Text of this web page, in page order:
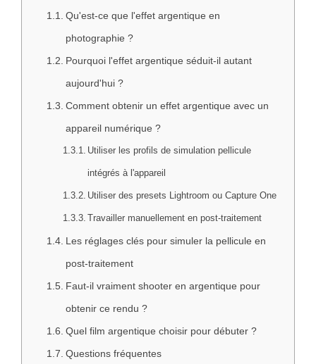
Qu'est-ce que l'effet argentique en
photographie ?
Pourquoi l'effet argentique séduit-il autant
aujourd'hui ?
Comment obtenir un effet argentique avec un
appareil numérique ?
Utiliser les profils de simulation pellicule
intégrés à l'appareil
Utiliser des presets Lightroom ou Capture One
Travailler manuellement en post-traitement
Les réglages clés pour simuler la pellicule en
post-traitement
Faut-il vraiment shooter en argentique pour
obtenir ce rendu ?
Quel film argentique choisir pour débuter ?
Questions fréquentes